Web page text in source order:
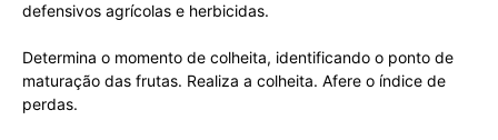
defensivos agrícolas e herbicidas.
Determina o momento de colheita, identificando o ponto de
maturação das frutas. Realiza a colheita. Afere o índice de
perdas.